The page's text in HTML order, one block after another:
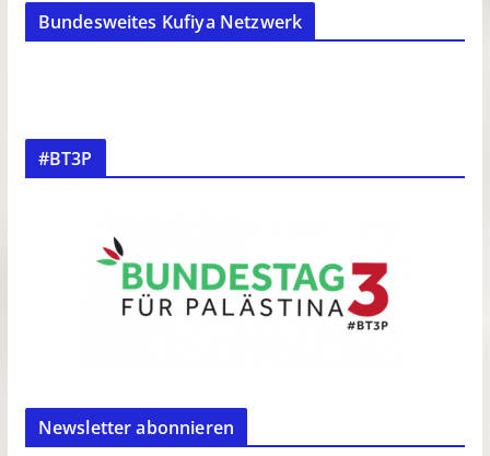
Bundesweites Kufiya Netzwerk
#BT3P
Newsletter abonnieren